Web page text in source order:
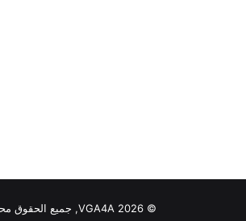
© VGA4A 2026, جميع الحقوق محفوظة